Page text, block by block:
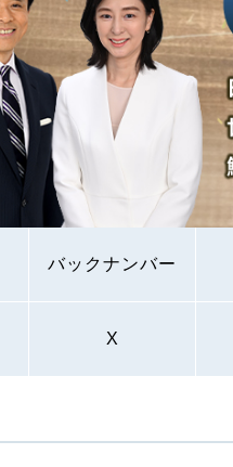
バックナンバー
X